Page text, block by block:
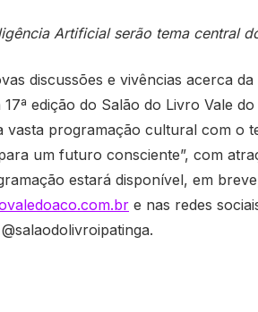
Artificial serão tema central
discussões e vivências acerca da
edição do Salão do Livro Vale
programação cultural com o
um futuro consciente”, com
estará disponível, em
e nas redes